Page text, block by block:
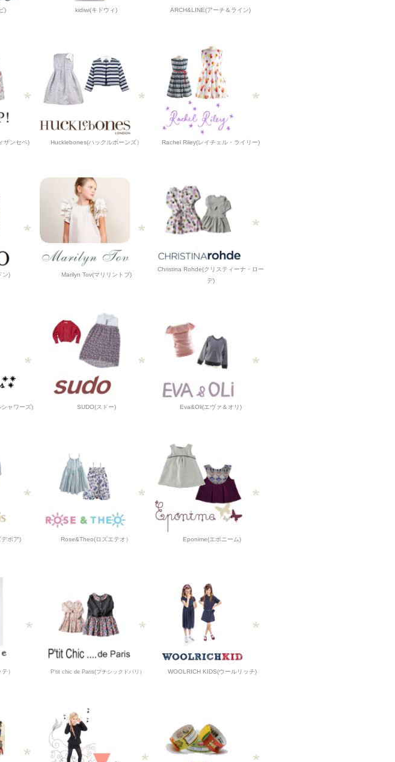
) kidiwi(キドウィ) ARCH&LINE(アーチ＆ライン)
ザンセペ) Hucklebones(ハックルボーンズ） Rachel Riley(レイチェル・ライリー)
ン) Marilyn Tov(マリリントブ)
Christina Rohde(クリスティーナ・ロー
デ)
ャワーズ) SUDO(スドー) Eva&Oli(エヴァ＆オリ)
ボア) Rose&Theo(ロズエテオ） Eponime(エポニーム)
） P'tit chic de Paris(プチシックドパリ） WOOLRICH KIDS(ウールリッチ)